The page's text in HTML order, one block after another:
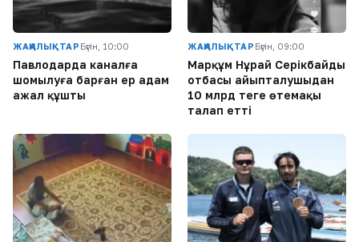
ЖАҢАЛЫҚТАР Бүгін, 10:00
Павлодарда каналға
шомылуға барған ер адам
ажал құшты
ЖАҢАЛЫҚТАР Бүгін, 09:00
Марқұм Нұрай Серікбайдың
отбасы айыпталушыдан
10 млрд теңге өтемақы
талап етті